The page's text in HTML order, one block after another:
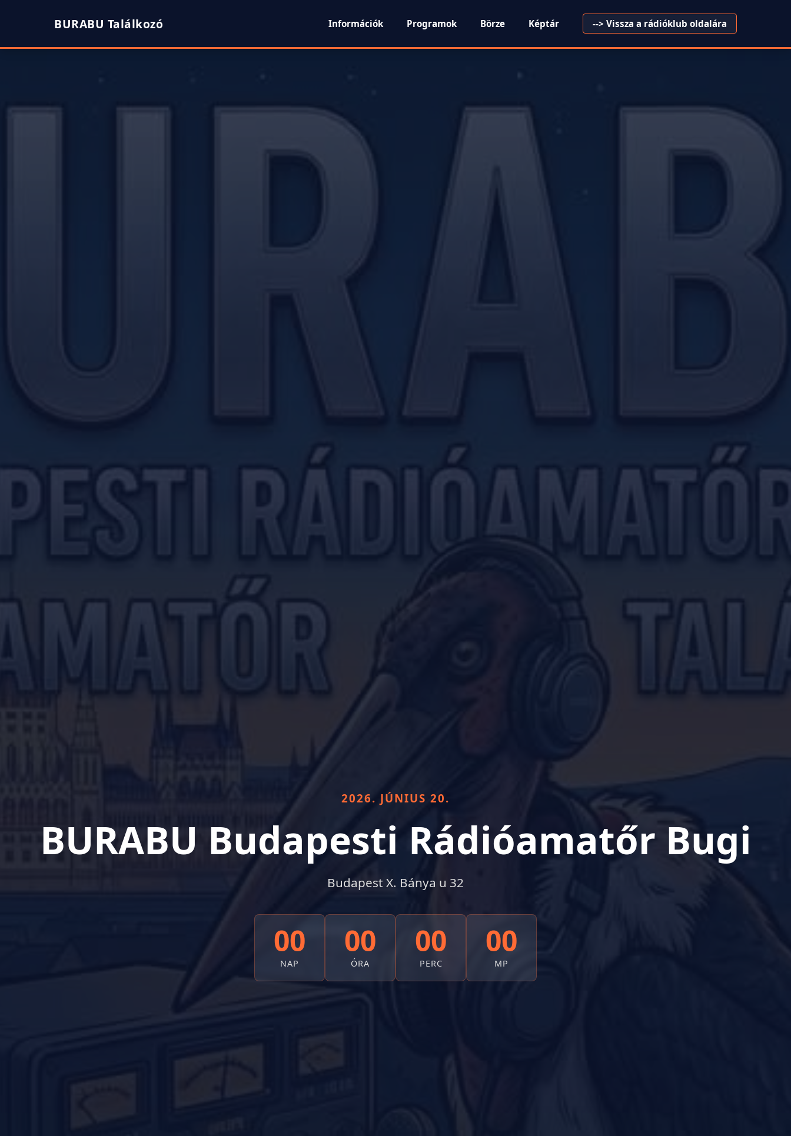
BURABU Találkozó Információk Programok Börze Képtár --> Vissza a rádióklub oldalára
2026. JÚNIUS 20.
BURABU Budapesti Rádióamatőr Bugi
Budapest X. Bánya u 32
00
NAP
00
ÓRA
00
PERC
00
MP